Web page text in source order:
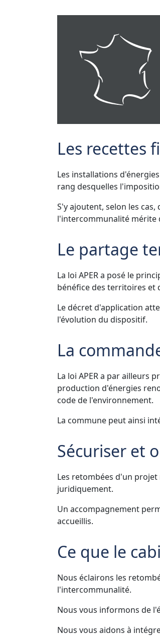
Les recettes
Les installations
rang desquelles
S'y ajoutent, selon les
l'intercommunalité mérite
Le partage
La loi APER a posé le
bénéfice des territoires et
Le décret d'application
l'évolution du dispositif.
La
La loi APER a par ailleurs
production d'énergies
code de l'environnement.
La commune peut ainsi
Sécuriser et
Les retombées d'un
juridiquement.
Un accompagnement
accueillis.
Ce que le
Nous éclairons les
l'intercommunalité.
Nous vous informons de
Nous vous aidons à